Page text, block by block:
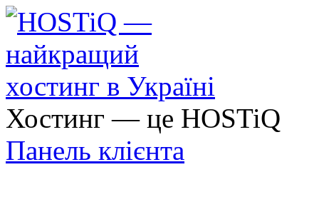
Хостинг — це HOSTiQ
Панель клієнта